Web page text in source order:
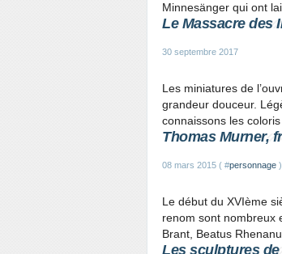
Minnesänger qui ont
Le Massacre des
30 septembre 2017
Les miniatures de
grandeur douceur.
connaissons les
Thomas Murner,
08 mars 2015 ( #personnage )
Le début du XVIème
renom sont nombreux
Brant, Beatus
Les sculptures de